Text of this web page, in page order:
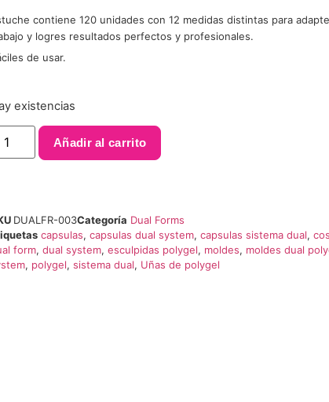
contiene 120 unidades con 12 medidas distintas para
y logres resultados perfectos y profesionales.
de usar.
existencias
Añadir al carrito
DUALFR-003Categoría Dual Forms
capsulas, capsulas dual system, capsulas sistema dual,
form, dual system, esculpidas polygel, moldes, moldes dual
, polygel, sistema dual, Uñas de polygel